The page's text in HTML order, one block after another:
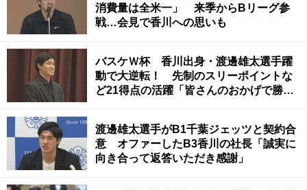
消費量は全米一」 来季からBリーグ参
戦…会見で香川への思いも
バスケＷ杯 香川出身・渡邊雄太選手躍
動で大逆転！ 先制のスリーポイントな
ど21得点の活躍「皆さんのおかげで勝ち
渡邊雄太選手がB1千葉ジェッツと契約合
意 オファーしたB3香川の社長「誠実に
向き合って返答いただき感謝」